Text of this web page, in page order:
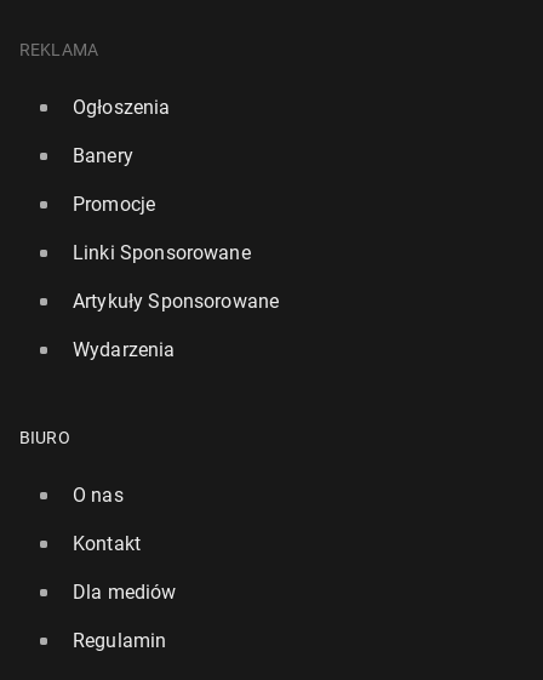
REKLAMA
Ogłoszenia
Banery
Promocje
Linki Sponsorowane
Artykuły Sponsorowane
Wydarzenia
BIURO
O nas
Kontakt
Dla mediów
Regulamin